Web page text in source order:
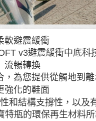
軟避震緩衝
v3避震緩衝中底科
流暢轉換
為您提供從觸地到離
強化的鞋面
和結構支撐性，以及
特瓶的環保再生材料所